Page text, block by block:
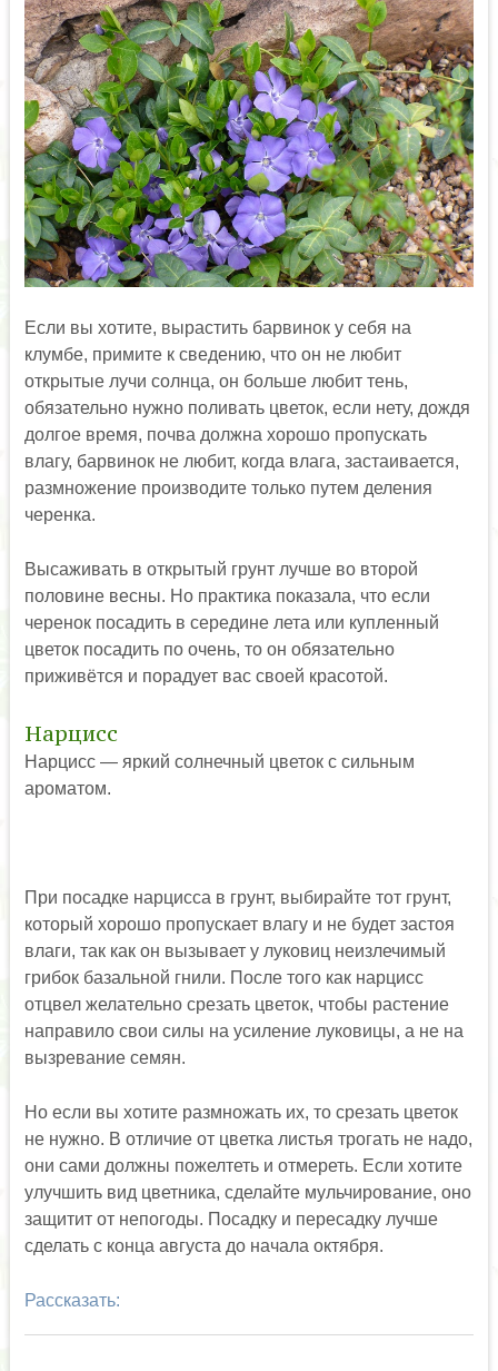
Если вы хотите, вырастить барвинок у себя на
клумбе, примите к сведению, что он не любит
открытые лучи солнца, он больше любит тень,
обязательно нужно поливать цветок, если нету, дождя
долгое время, почва должна хорошо пропускать
влагу, барвинок не любит, когда влага, застаивается,
размножение производите только путем деления
черенка.
Высаживать в открытый грунт лучше во второй
половине весны. Но практика показала, что если
черенок посадить в середине лета или купленный
цветок посадить по очень, то он обязательно
приживётся и порадует вас своей красотой.
Нарцисс
Нарцисс — яркий солнечный цветок с сильным
ароматом.
При посадке нарцисса в грунт, выбирайте тот грунт,
который хорошо пропускает влагу и не будет застоя
влаги, так как он вызывает у луковиц неизлечимый
грибок базальной гнили. После того как нарцисс
отцвел желательно срезать цветок, чтобы растение
направило свои силы на усиление луковицы, а не на
вызревание семян.
Но если вы хотите размножать их, то срезать цветок
не нужно. В отличие от цветка листья трогать не надо,
они сами должны пожелтеть и отмереть. Если хотите
улучшить вид цветника, сделайте мульчирование, оно
защитит от непогоды. Посадку и пересадку лучше
сделать с конца августа до начала октября.
Рассказать: